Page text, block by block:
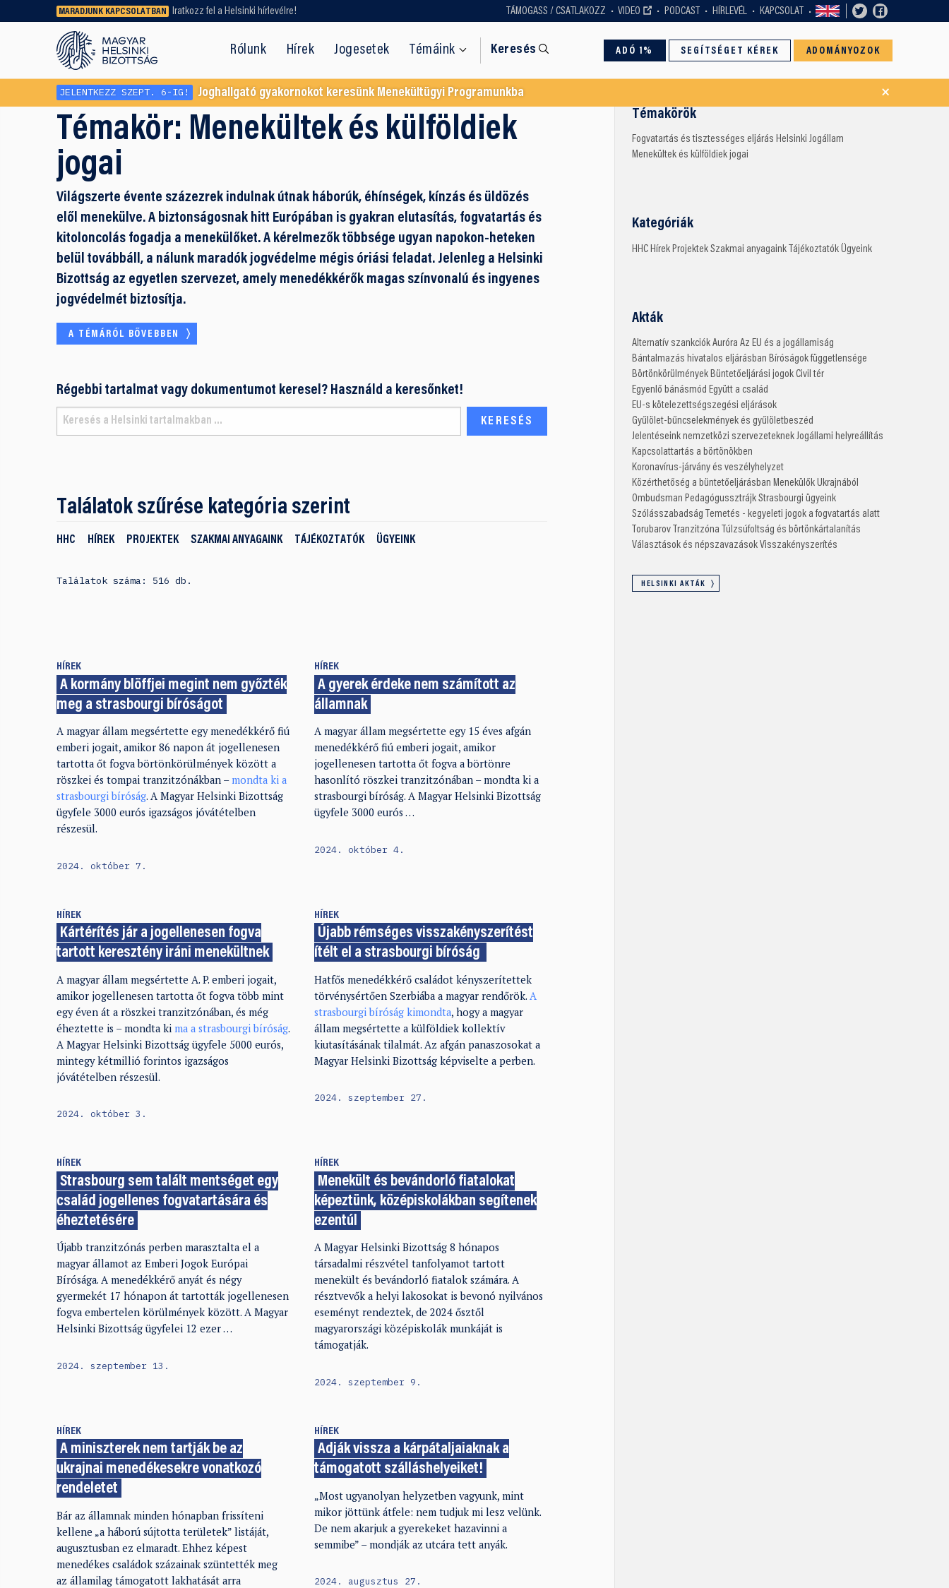
MARADJUNK KAPCSOLATBAN Iratkozz fel a Helsinki hírlevélre! TÁMOGASS / CSATLAKOZZ VIDEO PODCAST HÍRLEVÉL KAPCSOLAT
Rólunk Hírek Jogesetek Témáink Keresés ADÓ 1% SEGÍTSÉGET KÉREK ADOMÁNYOZOK
Régebbi tartalmat vagy
dokumentumot keresel? Használd a
keresőnket!
JELENTKEZZ SZEPT. 6-IG! Joghallgató gyakornokot keresünk Menekültügyi Programunkba ×
Témakör: Menekültek és külföldiek
jogai
Világszerte évente százezrek indulnak útnak háborúk, éhínségek, kínzás és üldözés
elől menekülve. A biztonságosnak hitt Európában is gyakran elutasítás, fogvatartás és
kitoloncolás fogadja a menekülőket. A kérelmezők többsége ugyan napokon-heteken
belül továbbáll, a nálunk maradók jogvédelme mégis óriási feladat. Jelenleg a Helsinki
Bizottság az egyetlen szervezet, amely menedékkérők magas színvonalú és ingyenes
jogvédelmét biztosítja.
A TÉMÁRÓL BŐVEBBEN
Régebbi tartalmat vagy dokumentumot keresel? Használd a keresőnket!
Találatok szűrése kategória szerint
HHC HÍREK PROJEKTEK SZAKMAI ANYAGAINK TÁJÉKOZTATÓK ÜGYEINK
Találatok száma: 516 db.
HÍREK
A kormány blöffjei megint nem győzték
meg a strasbourgi bíróságot
A magyar állam megsértette egy menedékkérő fiú
emberi jogait, amikor 86 napon át jogellenesen
tartotta őt fogva börtönkörülmények között a
röszkei és tompai tranzitzónákban –mondta ki a
strasbourgi bíróság. A Magyar Helsinki Bizottság
ügyfele 3000 eurós igazságos jóvátételben
részesül.
2024. október 7.
HÍREK
A gyerek érdeke nem számított az
államnak
A magyar állam megsértette egy 15 éves afgán
menedékkérő fiú emberi jogait, amikor
jogellenesen tartotta őt fogva a börtönre
hasonlító röszkei tranzitzónában – mondta ki a
strasbourgi bíróság. A Magyar Helsinki Bizottság
ügyfele 3000 eurós …
2024. október 4.
HÍREK
Kártérítés jár a jogellenesen fogva
tartott keresztény iráni menekültnek
A magyar állam megsértette A. P. emberi jogait,
amikor jogellenesen tartotta őt fogva több mint
egy éven át a röszkei tranzitzónában, és még
éheztette is – mondta ki ma a strasbourgi bíróság.
A Magyar Helsinki Bizottság ügyfele 5000 eurós,
mintegy kétmillió forintos igazságos
jóvátételben részesül.
2024. október 3.
HÍREK
Újabb rémséges visszakényszerítést
ítélt el a strasbourgi bíróság
Hatfős menedékkérő családot kényszerítettek
törvénysértően Szerbiába a magyar rendőrök. A
strasbourgi bíróság kimondta, hogy a magyar
állam megsértette a külföldiek kollektív
kiutasításának tilalmát. Az afgán panaszosokat a
Magyar Helsinki Bizottság képviselte a perben.
2024. szeptember 27.
HÍREK
Strasbourg sem talált mentséget egy
család jogellenes fogvatartására és
éheztetésére
Újabb tranzitzónás perben marasztalta el a
magyar államot az Emberi Jogok Európai
Bírósága. A menedékkérő anyát és négy
gyermekét 17 hónapon át tartották jogellenesen
fogva embertelen körülmények között. A Magyar
Helsinki Bizottság ügyfelei 12 ezer …
2024. szeptember 13.
HÍREK
Menekült és bevándorló fiatalokat
képeztünk, középiskolákban segítenek
ezentúl
A Magyar Helsinki Bizottság 8 hónapos
társadalmi részvétel tanfolyamot tartott
menekült és bevándorló fiatalok számára. A
résztvevők a helyi lakosokat is bevonó nyilvános
eseményt rendeztek, de 2024 ősztől
magyarországi középiskolák munkáját is
támogatják.
2024. szeptember 9.
HÍREK
A miniszterek nem tartják be az
ukrajnai menedékesekre vonatkozó
rendeletet
Bár az államnak minden hónapban frissíteni
kellene „a háború sújtotta területek” listáját,
augusztusban ez elmaradt. Ehhez képest
menedékes családok százainak szüntették meg
az államilag támogatott lakhatását arra
HÍREK
Adják vissza a kárpátaljaiaknak a
támogatott szálláshelyeiket!
„Most ugyanolyan helyzetben vagyunk, mint
mikor jöttünk átfele: nem tudjuk mi lesz velünk.
De nem akarjuk a gyerekeket hazavinni a
semmibe” – mondják az utcára tett anyák.
2024. augusztus 27.
Témakörök
Fogvatartás és tisztességes eljárás Helsinki Jogállam
Menekültek és külföldiek jogai
Kategóriák
HHCHírekProjektekSzakmai anyagaink TájékoztatókÜgyeink
Akták
Alternatív szankciókAuróra Az EU és a jogállamiság
Bántalmazás hivatalos eljárásban Bíróságok függetlensége
Börtönkörülmények Büntetőeljárási jogokCivil tér
Egyenlő bánásmód Együtt a család
EU-s kötelezettségszegési eljárások
Gyűlölet-bűncselekmények és gyűlöletbeszéd
Jelentéseink nemzetközi szervezeteknekJogállami helyreállítás
Kapcsolattartás a börtönökben
Koronavírus-járvány és veszélyhelyzet
Közérthetőség a büntetőeljárásban Menekülők Ukrajnából
Ombudsman PedagógussztrájkStrasbourgi ügyeink
Szólásszabadság Temetés - kegyeleti jogok a fogvatartás alatt
TorubarovTranzitzóna Túlzsúfoltság és börtönkártalanítás
Választások és népszavazásokVisszakényszerítés
HELSINKI AKTÁK